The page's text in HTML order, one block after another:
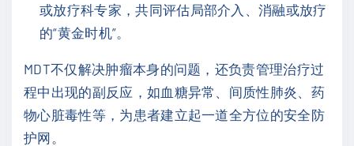
或放疗科专家，共同评估局部介入、消融或放疗
的“黄金时机”。
MDT不仅解决肿瘤本身的问题，还负责管理治疗过
程中出现的副反应，如血糖异常、间质性肺炎、药
物心脏毒性等，为患者建立起一道全方位的安全防
护网。